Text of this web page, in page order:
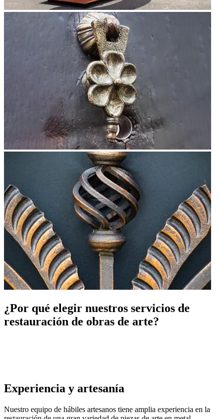
¿Por qué elegir nuestros servicios de
restauración de obras de arte?
Experiencia y artesanía
Nuestro equipo de hábiles artesanos tiene amplia experiencia en la